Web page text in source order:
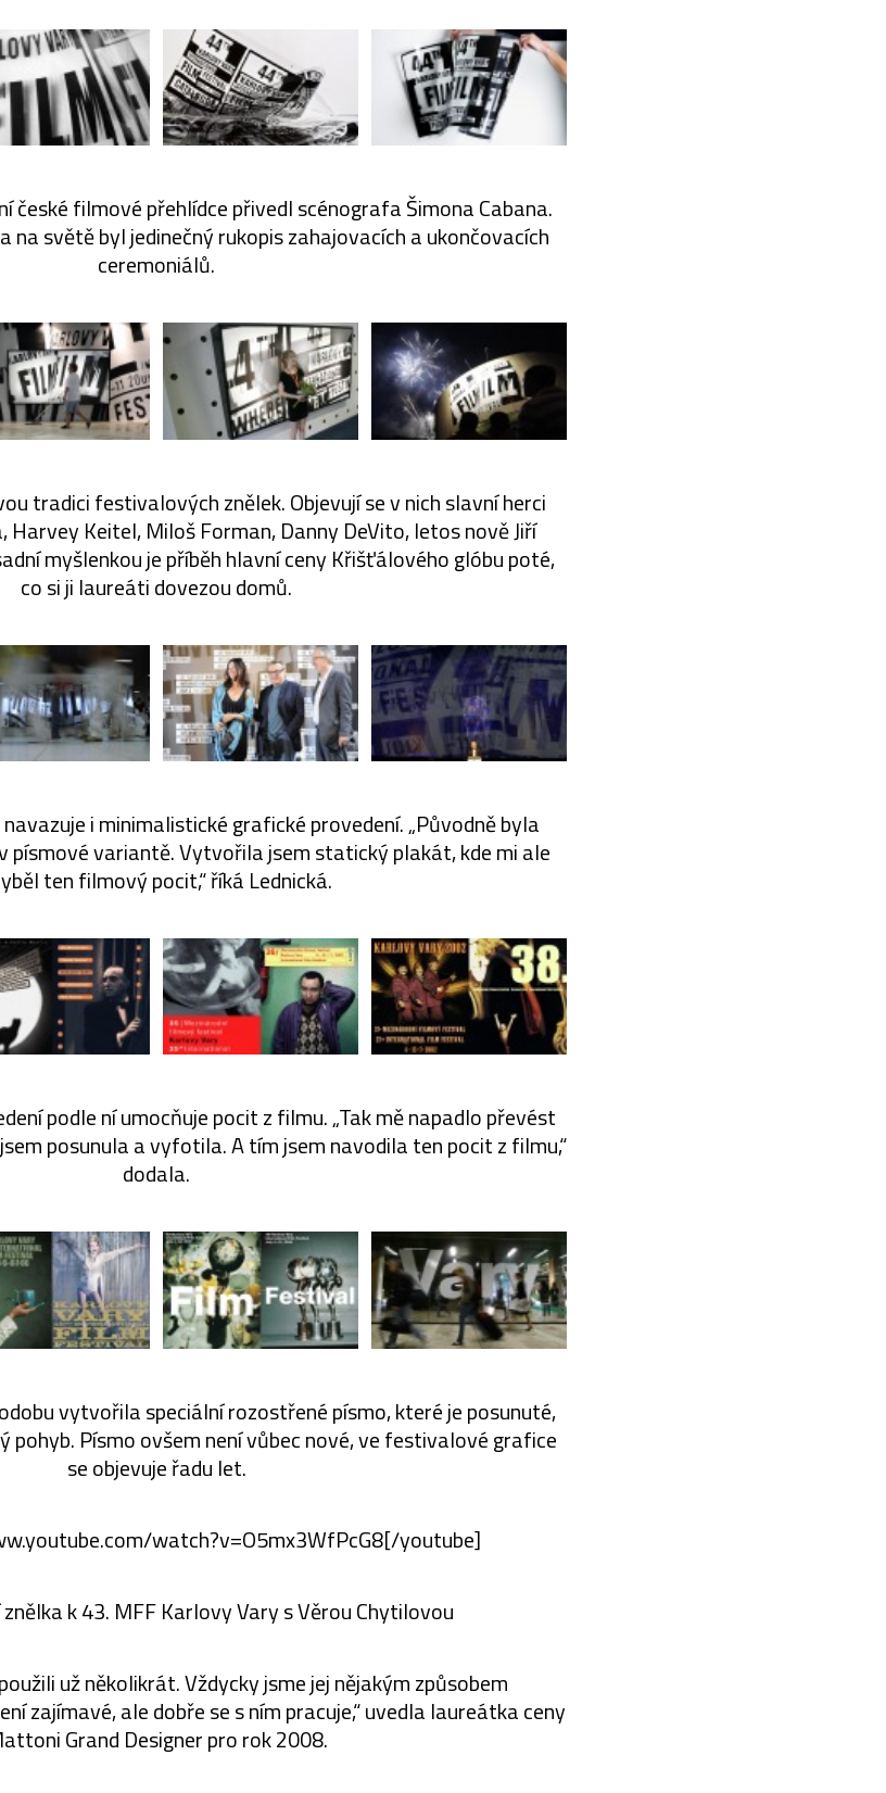
české filmové přehlídce přivedl scénografa Šimona Cabana.
na světě byl jedinečný rukopis zahajovacích a ukončovacích
ceremoniálů.
tradici festivalových znělek. Objevují se v nich slavní herci
Harvey Keitel, Miloš Forman, Danny DeVito, letos nově Jiří
myšlenkou je příběh hlavní ceny Křišťálového glóbu poté,
co si ji laureáti dovezou domů.
i minimalistické grafické provedení. „Původně byla
písmové variantě. Vytvořila jsem statický plakát, kde mi ale
ten filmový pocit,“ říká Lednická.
podle ní umocňuje pocit z filmu. „Tak mě napadlo převést
posunula a vyfotila. A tím jsem navodila ten pocit z filmu,“
dodala.
vytvořila speciální rozostřené písmo, které je posunuté,
pohyb. Písmo ovšem není vůbec nové, ve festivalové grafice
se objevuje řadu let.
watch?v=O5mx3WfPcG8[/youtube]
k 43. MFF Karlovy Vary s Věrou Chytilovou
už několikrát. Vždycky jsme jej nějakým způsobem
zajímavé, ale dobře se s ním pracuje,“ uvedla laureátka ceny
Grand Designer pro rok 2008.